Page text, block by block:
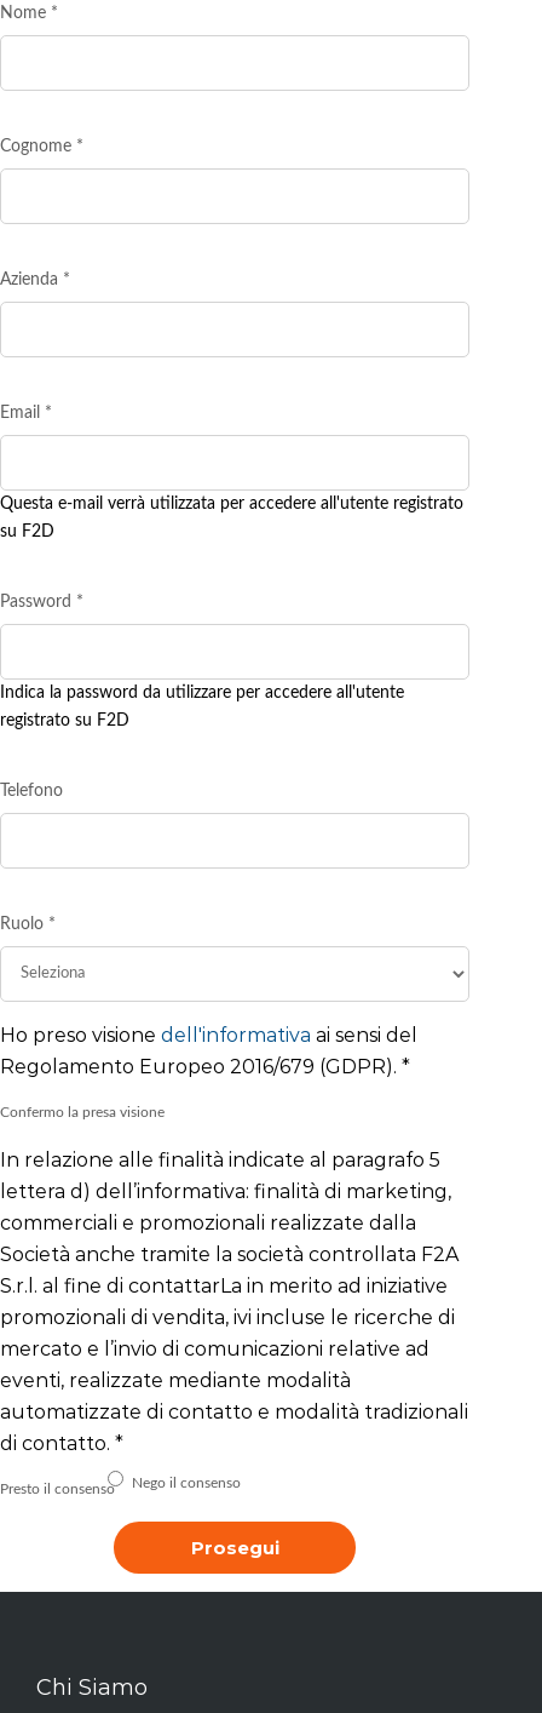
Nome *
Cognome *
Azienda *
Email *
Questa e-mail verrà utilizzata per accedere all'utente registrato
su F2D
Password *
Indica la password da utilizzare per accedere all'utente
registrato su F2D
Telefono
Ruolo *
Ho preso visione dell'informativa ai sensi del
Regolamento Europeo 2016/679 (GDPR). *
Confermo la presa visione
In relazione alle finalità indicate al paragrafo 5
lettera d) dell’informativa: finalità di marketing,
commerciali e promozionali realizzate dalla
Società anche tramite la società controllata F2A
S.r.l. al fine di contattarLa in merito ad iniziative
promozionali di vendita, ivi incluse le ricerche di
mercato e l’invio di comunicazioni relative ad
eventi, realizzate mediante modalità
automatizzate di contatto e modalità tradizionali
di contatto. *
Presto il consenso Nego il consenso
Prosegui
Chi Siamo